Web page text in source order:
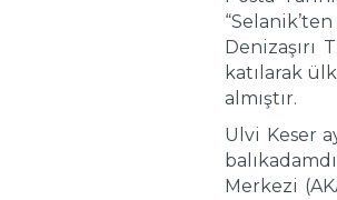
Denizaşırı
katılarak
almıştır.
Ulvi Keser
Merkezi